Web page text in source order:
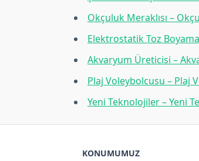
Okçuluk Meraklısı –
Elektrostatik Toz
Akvaryum Üreticisi –
Plaj Voleybolcusu – Plaj
Yeni Teknolojiler – Yeni
KONUMUMUZ